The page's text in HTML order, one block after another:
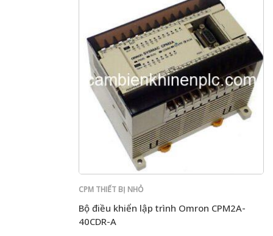
CPM THIẾT BỊ NHỎ
Bộ điều khiển lập trình Omron CPM2A-
40CDR-A